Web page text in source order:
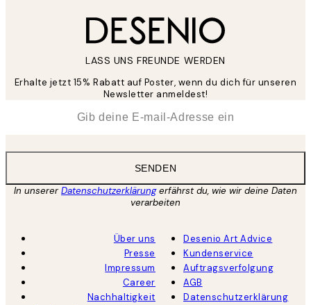
LASS UNS FREUNDE WERDEN
Erhalte jetzt 15% Rabatt auf Poster, wenn du dich für unseren
Newsletter anmeldest!
SENDEN
In unsererDatenschutzerklärungerfährst du, wie wir deine Daten
verarbeiten
Über uns
Presse
Impressum
Career
Nachhaltigkeit
Desenio Art Advice
Kundenservice
Auftragsverfolgung
AGB
Datenschutzerklärung